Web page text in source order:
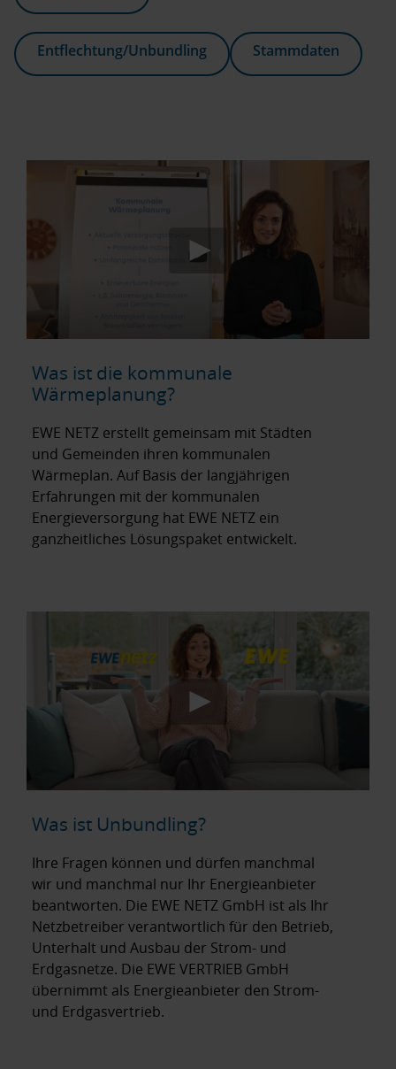
Entflechtung/Unbundling Stammdaten
Was ist die kommunale
Wärmeplanung?
EWE NETZ erstellt gemeinsam mit Städten
und Gemeinden ihren kommunalen
Wärmeplan. Auf Basis der langjährigen
Erfahrungen mit der kommunalen
Energieversorgung hat EWE NETZ ein
ganzheitliches Lösungspaket entwickelt.
Was ist Unbundling?
Ihre Fragen können und dürfen manchmal
wir und manchmal nur Ihr Energieanbieter
beantworten. Die EWE NETZ GmbH ist als Ihr
Netzbetreiber verantwortlich für den Betrieb,
Unterhalt und Ausbau der Strom- und
Erdgasnetze. Die EWE VERTRIEB GmbH
übernimmt als Energieanbieter den Strom-
und Erdgasvertrieb.